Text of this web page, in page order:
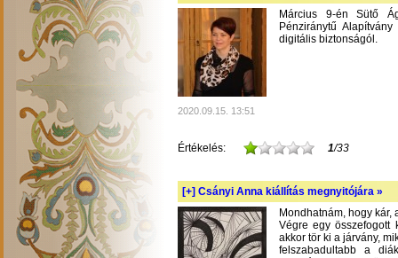
Március 9-én Sütő
Pénziránytű
digitális biztonságól.
2020.09.15. 13:51
Értékelés: 1/33
[+] Csányi Anna kiállítás megnyitójára »
Mondhatnám, hogy kár,
Végre egy összefogott
akkor tör ki a járvány,
felszabadultabb a